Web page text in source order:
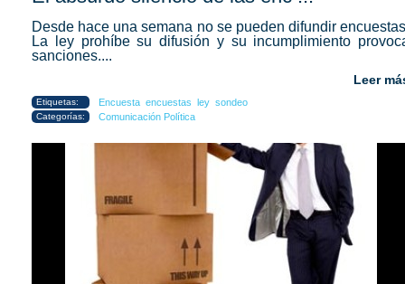
Desde hace una semana no se pueden difundir
La ley prohíbe su difusión y su incumplimiento
sanciones....
Leer
Etiquetas: Encuesta encuestas ley sondeo
Categorías: Comunicación Política